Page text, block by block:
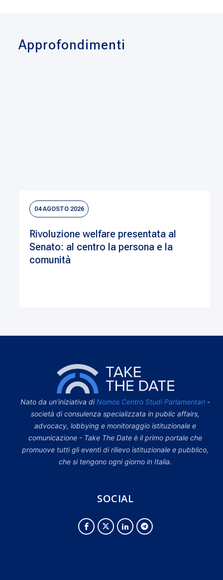
Approfondimenti
04 AGOSTO 2026
Rivoluzione welfare presentata al
Senato: al centro la persona e la
comunità
Nato da un’iniziativa di Nomos Centro Studi Parlamentari-
società di consulenza specializzata in public affairs,
advocacy, lobbying e monitoraggio istituzionale e
comunicazione - Take The Date è il primo portale che
promuove tutti gli eventi di rilievo istituzionale e pubblico,
che si tengono ogni giorno in Italia.
SOCIAL